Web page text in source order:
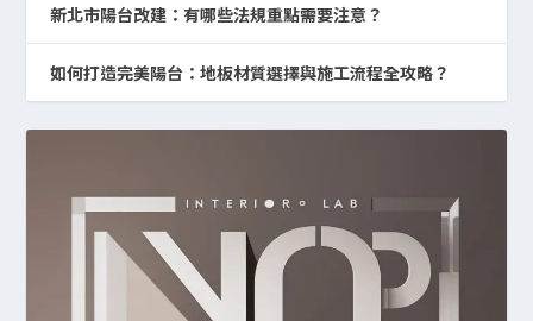
新北市陽台改建：有哪些法規重點需要注意？
如何打造完美陽台：地板材質選擇與施工流程全攻略？